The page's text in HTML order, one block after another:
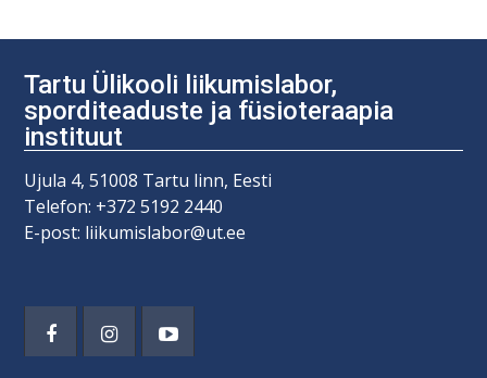
Tartu Ülikooli liikumislabor,
sporditeaduste ja füsioteraapia
instituut
Ujula 4, 51008 Tartu linn, Eesti
Telefon: +372 5192 2440
E-post: liikumislabor@ut.ee